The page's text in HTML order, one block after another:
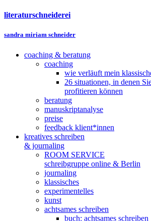
literaturschneiderei
sandra miriam schneider
coaching & beratung
coaching
wie verläuft mein
26 situationen, in denen
profitieren können
beratung
manuskriptanalyse
preise
feedback klient*innen
kreatives schreiben
& journaling
ROOM SERVICE
schreibgruppe online & Berlin
journaling
klassisches
experimentelles
kunst
achtsames schreiben
buch: achtsames schreiben